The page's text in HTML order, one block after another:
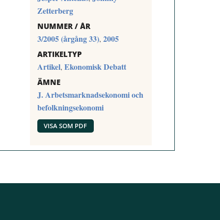
Zetterberg
NUMMER / ÅR
3/2005 (årgång 33), 2005
ARTIKELTYP
Artikel, Ekonomisk Debatt
ÄMNE
J. Arbetsmarknadsekonomi och
befolkningsekonomi
VISA SOM PDF